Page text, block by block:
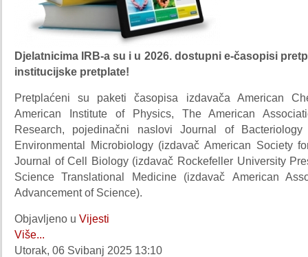
Djelatnicima IRB-a su i u 2026. dostupni e-časopisi
institucijske pretplate!
Pretplaćeni su paketi časopisa izdavača American
American Institute of Physics, The American
Research, pojedinačni naslovi Journal of
Environmental Microbiology (izdavač American Society
Journal of Cell Biology (izdavač Rockefeller University
Science Translational Medicine (izdavač American
Advancement of Science).
Objavljeno u Vijesti
Više...
Utorak, 06 Svibanj 2025 13:10